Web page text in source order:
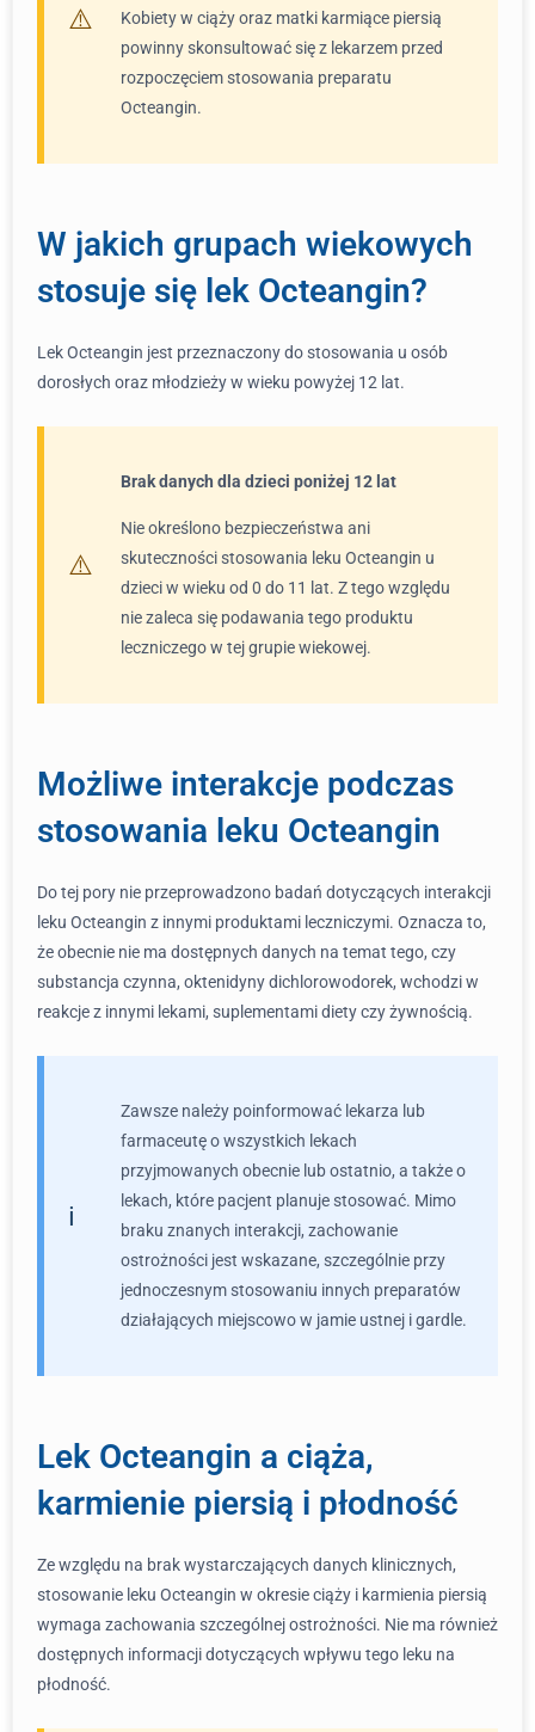
Kobiety w ciąży oraz matki karmiące piersią
powinny skonsultować się z lekarzem przed
rozpoczęciem stosowania preparatu
Octeangin.
W jakich grupach wiekowych
stosuje się lek Octeangin?
Lek Octeangin jest przeznaczony do stosowania u osób
dorosłych oraz młodzieży w wieku powyżej 12 lat.
Brak danych dla dzieci poniżej 12 lat
Nie określono bezpieczeństwa ani
skuteczności stosowania leku Octeangin u
dzieci w wieku od 0 do 11 lat. Z tego względu
nie zaleca się podawania tego produktu
leczniczego w tej grupie wiekowej.
Możliwe interakcje podczas
stosowania leku Octeangin
Do tej pory nie przeprowadzono badań dotyczących interakcji
leku Octeangin z innymi produktami leczniczymi. Oznacza to,
że obecnie nie ma dostępnych danych na temat tego, czy
substancja czynna, oktenidyny dichlorowodorek, wchodzi w
reakcje z innymi lekami, suplementami diety czy żywnością.
Zawsze należy poinformować lekarza lub
farmaceutę o wszystkich lekach
przyjmowanych obecnie lub ostatnio, a także o
lekach, które pacjent planuje stosować. Mimo
braku znanych interakcji, zachowanie
ostrożności jest wskazane, szczególnie przy
jednoczesnym stosowaniu innych preparatów
działających miejscowo w jamie ustnej i gardle.
Lek Octeangin a ciąża,
karmienie piersią i płodność
Ze względu na brak wystarczających danych klinicznych,
stosowanie leku Octeangin w okresie ciąży i karmienia piersią
wymaga zachowania szczególnej ostrożności. Nie ma również
dostępnych informacji dotyczących wpływu tego leku na
płodność.